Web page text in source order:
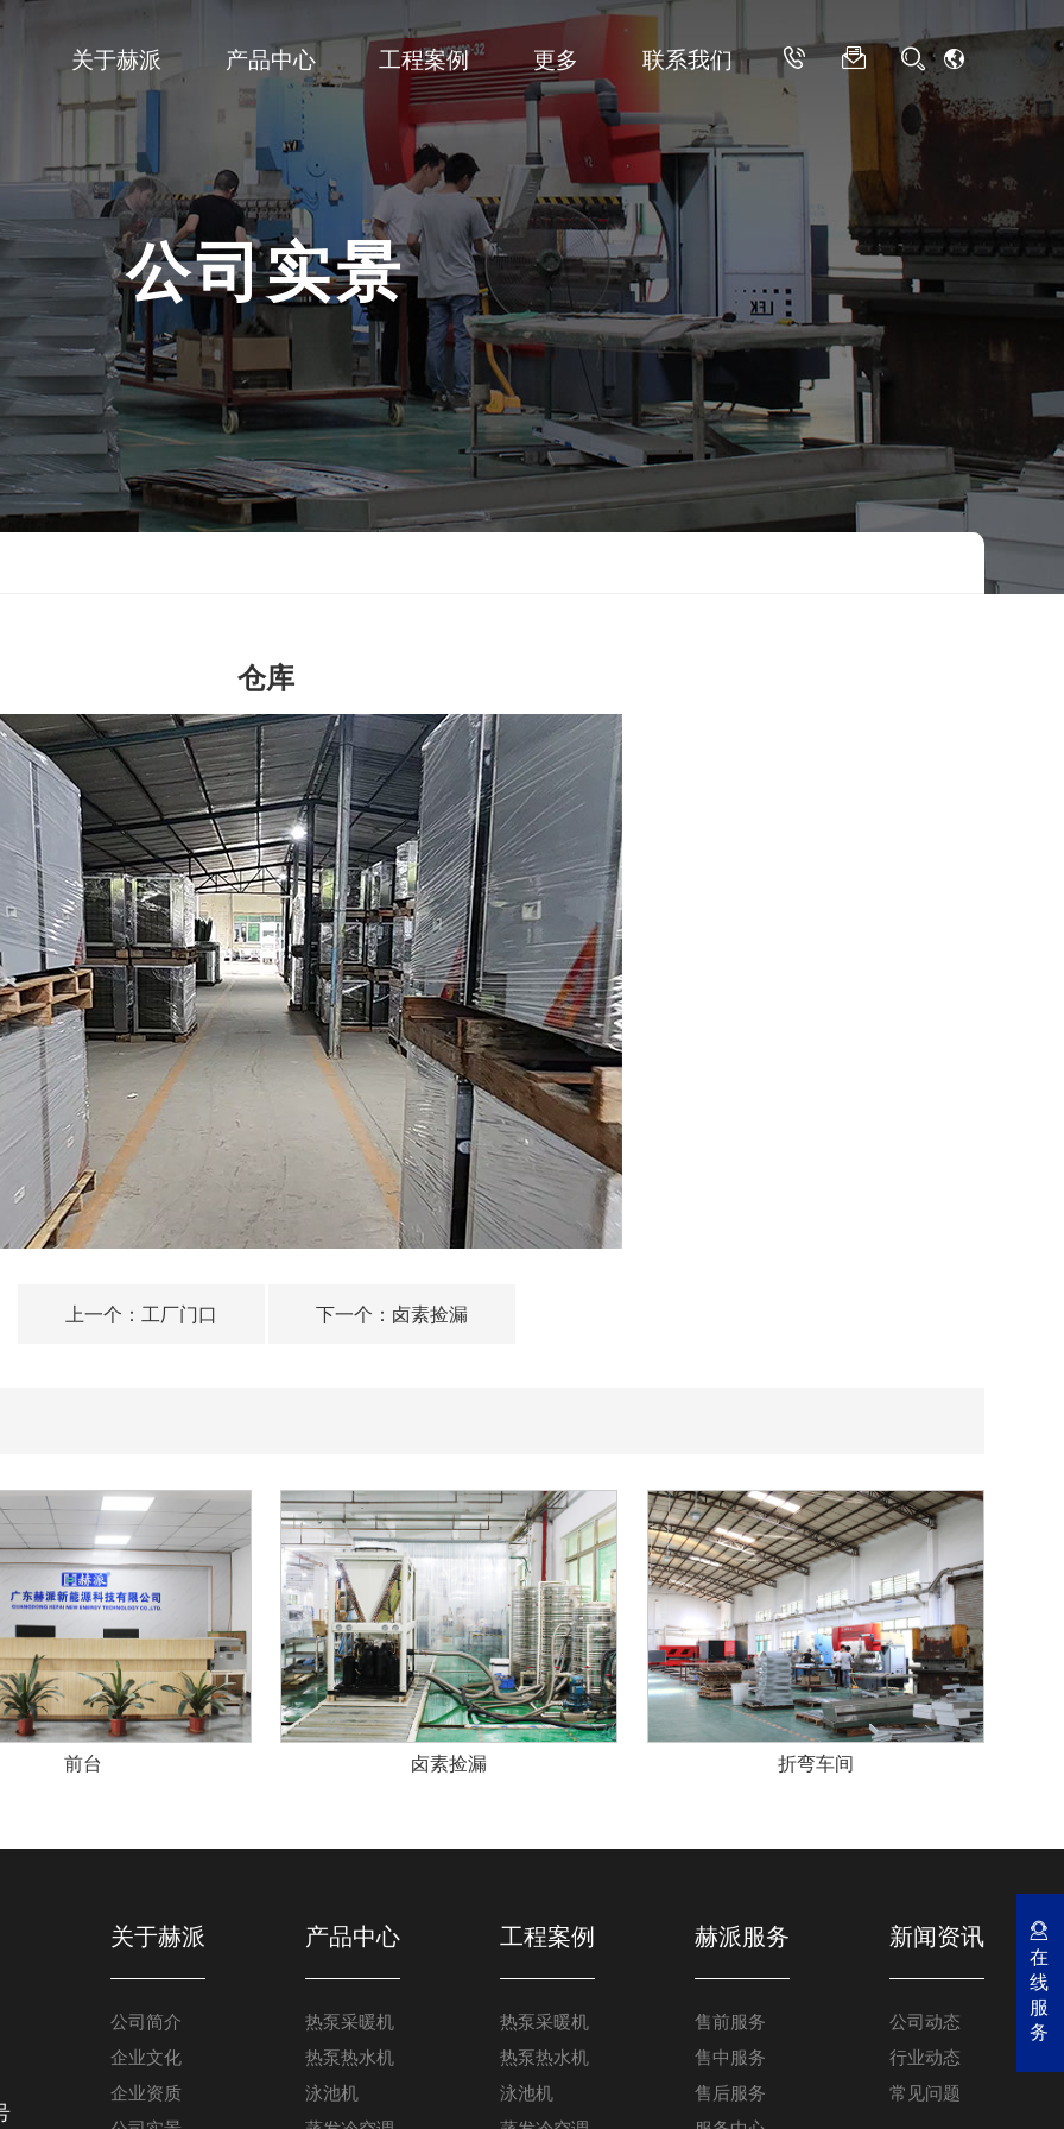
关于赫派
企业文化 企业资质 公司实景 视频中心
产品中心
家用型款超低温冷暖机 R32变频冷暖机 不锈钢变频冷暖机 商用型款超低温冷暖机
工程案例
暖机 热泵热水机 泳池机 蒸发冷空调
更多
赫派服务 新闻资讯 常见问题
联系我们
公司实景
仓库
上一个： 工厂门口 下一个： 卤素捡漏
前台 卤素捡漏 折弯车间
关于赫派
公司简介
企业文化
企业资质
产品中心
热泵采暖机
热泵热水机
泳池机
工程案例
热泵采暖机
热泵热水机
泳池机
赫派服务
售前服务
售中服务
售后服务
新闻资讯
公司动态
行业动态
常见问题
在
线
服
务